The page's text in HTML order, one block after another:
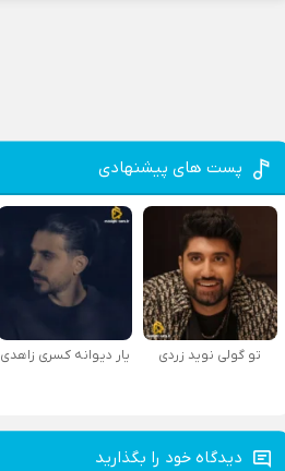
پست های پیشنهادی
تو گولی نوید زردی یار دیوانه کسری زاهدی
دیدگاه خود را بگذارید